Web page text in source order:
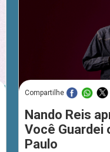
Compartilhe
Nando Reis
Você Guardei
Paulo